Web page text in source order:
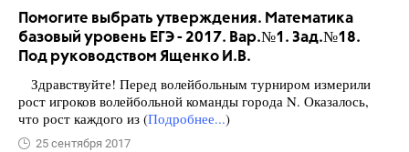
Помогите выбрать утверждения. Математика
базовый уровень ЕГЭ - 2017. Вар.№1. Зад.№18.
Под руководством Ященко И.В.
Здравствуйте! Перед волейбольным турниром измерили
рост игроков волейбольной команды города N. Оказалось,
что рост каждого из (Подробнее...)
25 сентября 2017